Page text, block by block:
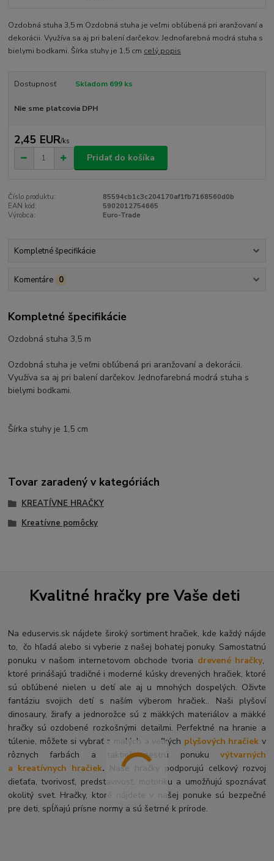
Ozdobná stuha 3,5 m Ozdobná stuha je veľmi obľúbená pri aranžovaní a
dekorácii. Využíva sa aj pri balení darčekov. Jednofarebná modrá stuha s
bielymi bodkami. Šírka stuhy je 1,5 cm celý popis
Dostupnosť Skladom 699 ks
Nie sme platcovia DPH
2,45 EUR/ks
Pridať do košíka
Číslo produktu:
85594cb1c3c204170af1fb7168560d0b
EAN kód:
5902012754665
Výrobca:
Euro-Trade
Kompletné špecifikácie
Komentáre 0
Kompletné špecifikácie
Ozdobná stuha 3,5 m
Ozdobná stuha je veľmi obľúbená pri aranžovaní a dekorácii.
Využíva sa aj pri balení darčekov. Jednofarebná modrá stuha s
bielymi bodkami.
Šírka stuhy je 1,5 cm
Tovar zaradený v kategóriách
KREATÍVNE HRAČKY
Kreatívne pomôcky
Kvalitné hračky pre Vaše deti
Na eduservis.sk nájdete široký sortiment hračiek, kde každý nájde
to, čo hľadá alebo si vyberie z našej bohatej ponuky. Samostatnú
ponuku v našom internetovom obchode tvoria drevené hračky,
ktoré prinášajú tradičné i moderné kúsky drevených hračiek, ktoré
sú obľúbené nielen u detí ale aj u mnohých dospelých. Oživte
fantáziu svojich detí s naším výberom hračiek.. Naši plyšoví
dinosaury, žirafy a jednorožce sú z mäkkých materiálov a mäkké
hračky sú ozdobené rozkošnými detailmi. Perfektné na hranie a
túlenie, môžete si vybrať z malých a veľkých plyšových hračiek v
rôznych farbách a taktiež pestrú ponuku výtvarných
a kreatívnych hračiek.
Naše hračky podporujú celkový rozvoj
dieťaťa, tvorivosť, predstavivosť, motoriku a umožňujú spoznávať
okolitý svet. Hračky, ktoré nájdete v našej ponuke sú bezpečné
pre deti, spĺňajú prísne normy a sú šetrné k prírode.